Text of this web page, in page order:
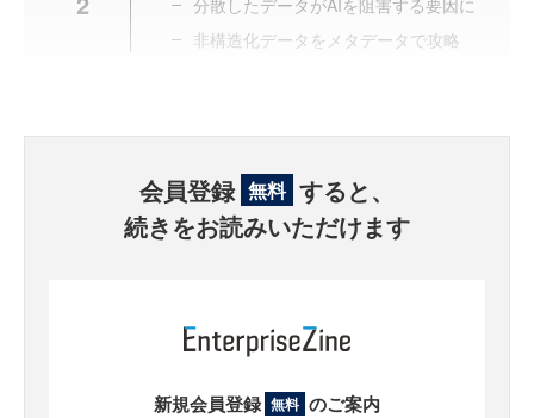
非構造化データをメタデータで攻略
会員登録 無料 すると、
続きをお読みいただけます
新規会員登録 無料 のご案内